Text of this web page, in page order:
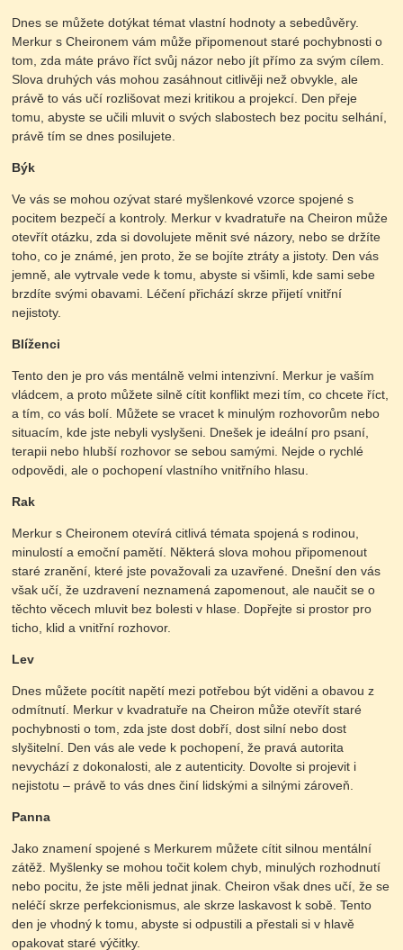
Dnes se můžete dotýkat témat vlastní hodnoty a sebedůvěry.
Merkur s Cheironem vám může připomenout staré pochybnosti o
tom, zda máte právo říct svůj názor nebo jít přímo za svým cílem.
Slova druhých vás mohou zasáhnout citlivěji než obvykle, ale
právě to vás učí rozlišovat mezi kritikou a projekcí. Den přeje
tomu, abyste se učili mluvit o svých slabostech bez pocitu selhání,
právě tím se dnes posilujete.
Býk
Ve vás se mohou ozývat staré myšlenkové vzorce spojené s
pocitem bezpečí a kontroly. Merkur v kvadratuře na Cheiron může
otevřít otázku, zda si dovolujete měnit své názory, nebo se držíte
toho, co je známé, jen proto, že se bojíte ztráty a jistoty. Den vás
jemně, ale vytrvale vede k tomu, abyste si všimli, kde sami sebe
brzdíte svými obavami. Léčení přichází skrze přijetí vnitřní
nejistoty.
Blíženci
Tento den je pro vás mentálně velmi intenzivní. Merkur je vaším
vládcem, a proto můžete silně cítit konflikt mezi tím, co chcete říct,
a tím, co vás bolí. Můžete se vracet k minulým rozhovorům nebo
situacím, kde jste nebyli vyslyšeni. Dnešek je ideální pro psaní,
terapii nebo hlubší rozhovor se sebou samými. Nejde o rychlé
odpovědi, ale o pochopení vlastního vnitřního hlasu.
Rak
Merkur s Cheironem otevírá citlivá témata spojená s rodinou,
minulostí a emoční pamětí. Některá slova mohou připomenout
staré zranění, které jste považovali za uzavřené. Dnešní den vás
však učí, že uzdravení neznamená zapomenout, ale naučit se o
těchto věcech mluvit bez bolesti v hlase. Dopřejte si prostor pro
ticho, klid a vnitřní rozhovor.
Lev
Dnes můžete pocítit napětí mezi potřebou být viděni a obavou z
odmítnutí. Merkur v kvadratuře na Cheiron může otevřít staré
pochybnosti o tom, zda jste dost dobří, dost silní nebo dost
slyšitelní. Den vás ale vede k pochopení, že pravá autorita
nevychází z dokonalosti, ale z autenticity. Dovolte si projevit i
nejistotu – právě to vás dnes činí lidskými a silnými zároveň.
Panna
Jako znamení spojené s Merku­rem můžete cítit silnou mentální
zátěž. Myšlenky se mohou točit kolem chyb, minulých rozhodnutí
nebo pocitu, že jste měli jednat jinak. Cheiron však dnes učí, že se
neléčí skrze perfekcionismus, ale skrze laskavost k sobě. Tento
den je vhodný k tomu, abyste si odpustili a přestali si v hlavě
opakovat staré výčitky.